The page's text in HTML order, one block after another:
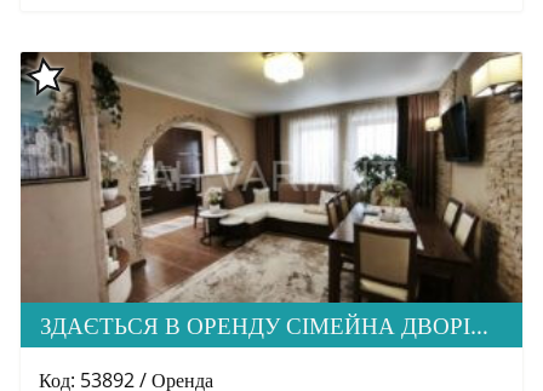
ЗДАЄТЬСЯ В ОРЕНДУ СІМЕЙНА ДВОРІВНЕВА КВАРТИРА В М. УЖГОРОД
Код: 53892 / Оренда